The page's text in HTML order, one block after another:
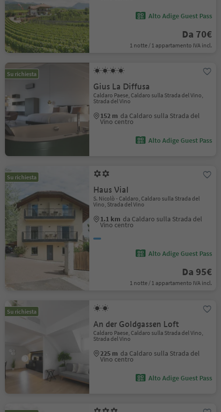
Alto Adige Guest Pass
Da 70€
1 notte / 1 appartamento IVA incl.
Su richiesta
Gius La Diffusa
Caldaro Paese, Caldaro sulla Strada del Vino,
Strada del Vino
152 m da Caldaro sulla Strada del
Vino centro
Alto Adige Guest Pass
Su richiesta
Haus Vial
S. Nicolò - Caldaro, Caldaro sulla Strada del
Vino, Strada del Vino
1.1 km da Caldaro sulla Strada del
Vino centro
Alto Adige Guest Pass
Da 95€
1 notte / 1 appartamento IVA incl.
Su richiesta
An der Goldgassen Loft
Caldaro Paese, Caldaro sulla Strada del Vino,
Strada del Vino
225 m da Caldaro sulla Strada del
Vino centro
Alto Adige Guest Pass